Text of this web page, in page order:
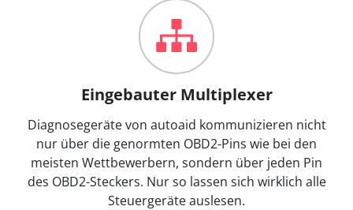
Eingebauter Multiplexer
Diagnosegeräte von autoaid kommunizieren nicht
nur über die genormten OBD2-Pins wie bei den
meisten Wettbewerbern, sondern über jeden Pin
des OBD2-Steckers. Nur so lassen sich wirklich alle
Steuergeräte auslesen.